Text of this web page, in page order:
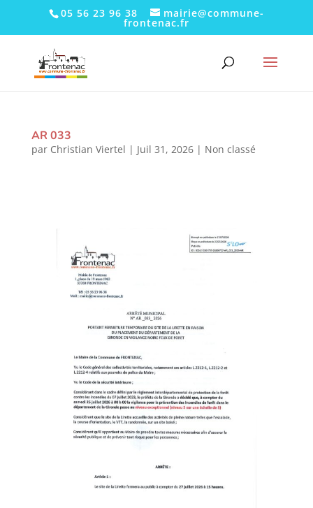
05 56 23 96 38 mairie@commune-
frontenac.fr
AR 033
par Christian Viertel | Juil 31, 2026| Non classé